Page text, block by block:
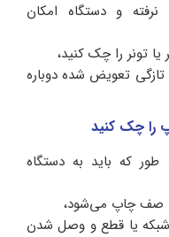
و دستگاه امکان
تونر را چک کنید،
تازگی تعویض شده دوباره
که باید به دستگاه
صف چاپ می‌شود،
شبکه یا قطع و وصل شدن